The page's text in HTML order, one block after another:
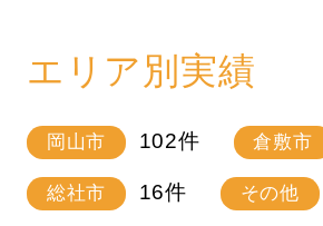
エリア別実績
岡山市 102件 倉敷市
総社市 16件 その他